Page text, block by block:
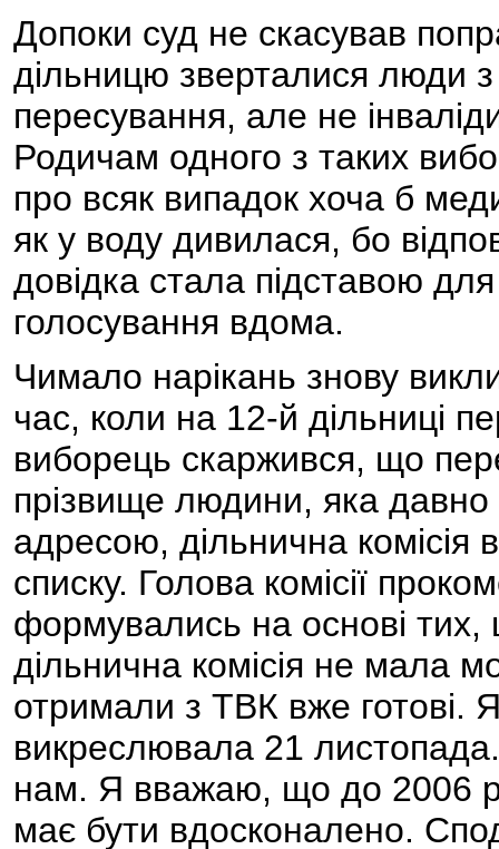
Допоки суд не скасував
дільницю зверталися люди
пересування, але не
Родичам одного з таких
про всяк випадок хоча б
як у воду дивилася, бо
довідка стала підставою
голосування вдома.
Чимало нарікань знову
час, коли на 12-й дільниці
виборець скаржився, що
прізвище людини, яка
адресою, дільнична
списку. Голова комісії
формувались на основі тих,
дільнична комісія не мала
отримали з ТВК вже готові.
викреслювала 21
нам. Я вважаю, що до 2006
має бути вдосконалено.